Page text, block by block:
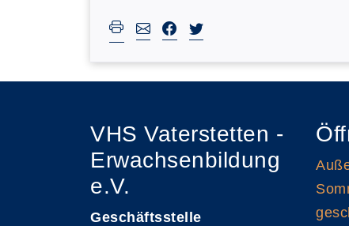
VHS Vaterstetten -
Erwachsenbildung
e.V.
Geschäftsstelle